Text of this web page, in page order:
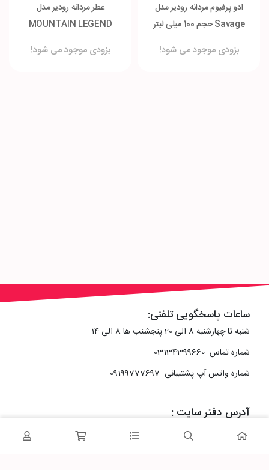
ادو پرفیوم مردانه رودیر مدل
Savage حجم 100 میلی لیتر
بزودی موجود می شود!
عطر مردانه رودیر مدل
MOUNTAIN LEGEND
بزودی موجود می شود!
ساعات پاسخگویی تلفنی:
شنبه تا چهارشنبه 8 الی 20 پنجشنب ها 8 الی 14
شماره تماس: 03134399660
شماره واتس آپ پشتیبانی: 09199777697
آدرس دفتر سایت :
اصفهان، خیابان رزمندگان، کوچه شماره سه فرعی 2 پلاک 10